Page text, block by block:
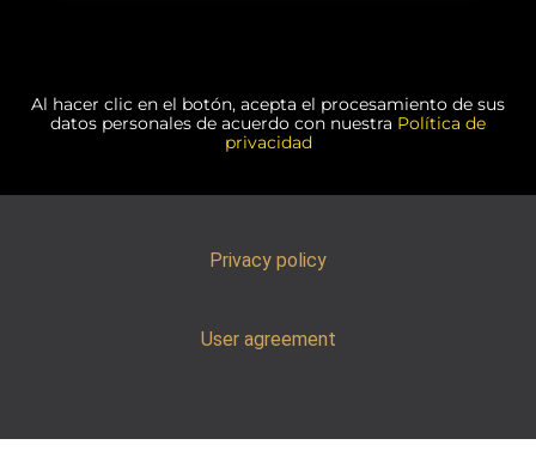
Al hacer clic en el botón, acepta el procesamiento de sus
datos personales de acuerdo con nuestra Política de
privacidad
Privacy policy
User agreement